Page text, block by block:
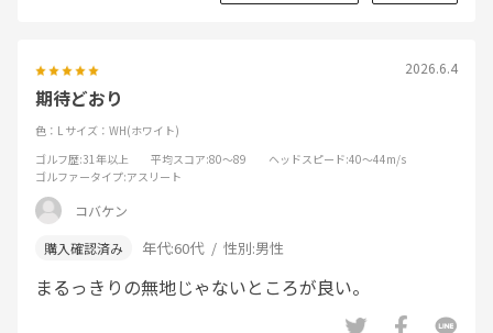
2026.6.4
期待どおり
色：L サイズ：WH(ホワイト)
ゴルフ歴:31年以上 平均スコア:80～89 ヘッドスピード:40～44m/s
ゴルファータイプ:アスリート
コバケン
年代:60代 性別:男性
まるっきりの無地じゃないところが良い。